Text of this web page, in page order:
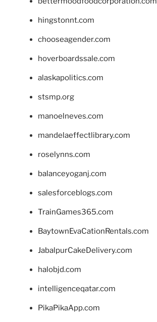
hingstonnt.com
chooseagender.com
hoverboardssale.com
alaskapolitics.com
stsmp.org
manoelneves.com
mandelaeffectlibrary.com
roselynns.com
balanceyoganj.com
salesforceblogs.com
TrainGames365.com
BaytownEvaCationRentals.com
JabalpurCakeDelivery.com
halobjd.com
intelligenceqatar.com
PikaPikaApp.com